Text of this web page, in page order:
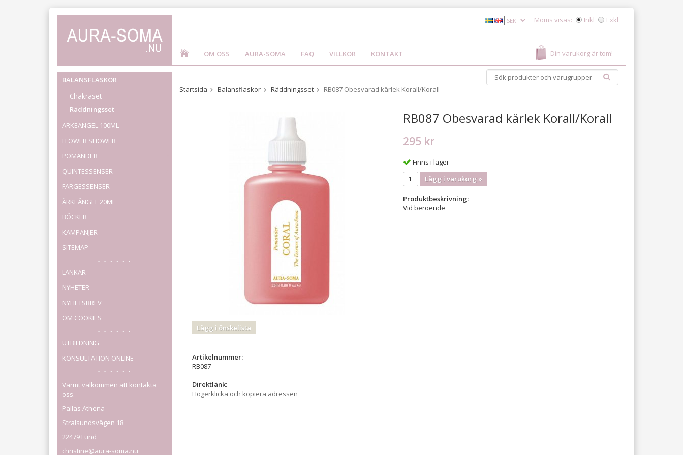
OM OSS AURA-SOMA FAQ VILLKOR KONTAKT Din varukorg är tom!
Moms visas: Inkl Exkl
BALANSFLASKOR
Chakraset
Räddningsset
ÄRKEÄNGEL 100ML
FLOWER SHOWER
POMANDER
QUINTESSENSER
FÄRGESSENSER
ÄRKEÄNGEL 20ML
BÖCKER
KAMPANJER
SITEMAP
LÄNKAR
NYHETER
NYHETSBREV
OM COOKIES
UTBILDNING
KONSULTATION ONLINE
Varmt välkommen att kontakta
oss.
Pallas Athena
Stralsundsvägen 18
22479 Lund
christine@aura-soma.nu
Startsida Balansflaskor Räddningsset RB087 Obesvarad kärlek Korall/Korall
RB087 Obesvarad kärlek Korall/Korall
295 kr
Finns i lager
Lägg i varukorg »
Produktbeskrivning:
Vid beroende
Lägg i önskelista
Artikelnummer:
RB087
Direktlänk:
Högerklicka och kopiera adressen